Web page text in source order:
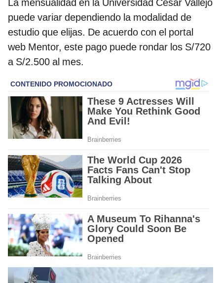
La mensualidad en la Universidad César Vallejo
puede variar dependiendo la modalidad de
estudio que elijas. De acuerdo con el portal
web Mentor, este pago puede rondar los S/720
a S/2.500 al mes.